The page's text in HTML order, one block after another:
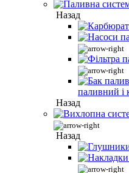
Назад
паливний і
Назад
Назад